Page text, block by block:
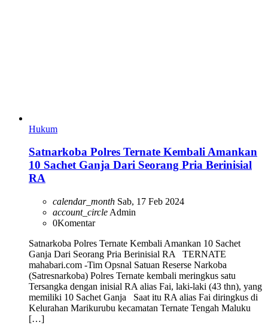
Hukum
Satnarkoba Polres Ternate Kembali Amankan
10 Sachet Ganja Dari Seorang Pria Berinisial
RA
calendar_month Sab, 17 Feb 2024
account_circle Admin
0Komentar
Satnarkoba Polres Ternate Kembali Amankan 10 Sachet
Ganja Dari Seorang Pria Berinisial RA TERNATE
mahabari.com -Tim Opsnal Satuan Reserse Narkoba
(Satresnarkoba) Polres Ternate kembali meringkus satu
Tersangka dengan inisial RA alias Fai, laki-laki (43 thn), yang
memiliki 10 Sachet Ganja Saat itu RA alias Fai diringkus di
Kelurahan Marikurubu kecamatan Ternate Tengah Maluku
[…]